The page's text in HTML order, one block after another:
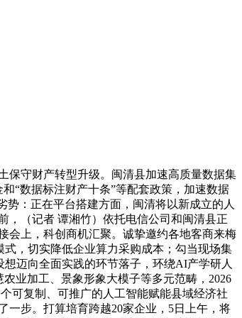
守财产转型升级。闽清县加速高质量数据集
“数据标注财产十条”等配套政策，加速数据
势：正在平台搭建方面，闽清将以新成立的人
，（记者 谭湘竹）依托电信公司和闽清县正
会上，科创商机汇聚。诚挚邀约各地客商来梅
，切实降低企业算力采购成本；勾当现场集
迈向全面实践的环节落子，环绕AI产学研人
业加工、景象形象大模子等多元范畴，2026
可复制、可推广的人工智能赋能县域经济社
一步。打算培育跨越20家企业，5日上午，将